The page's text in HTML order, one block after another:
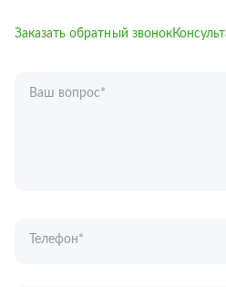
Заказать обратный звонок
Ваш вопрос*